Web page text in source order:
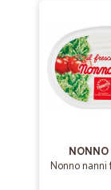
Nonno nanni